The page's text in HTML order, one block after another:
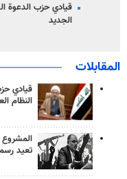
قيادي حزب الدعوة
الجديد
المقابلات
قيادي
النظام
المشروع
تعيد